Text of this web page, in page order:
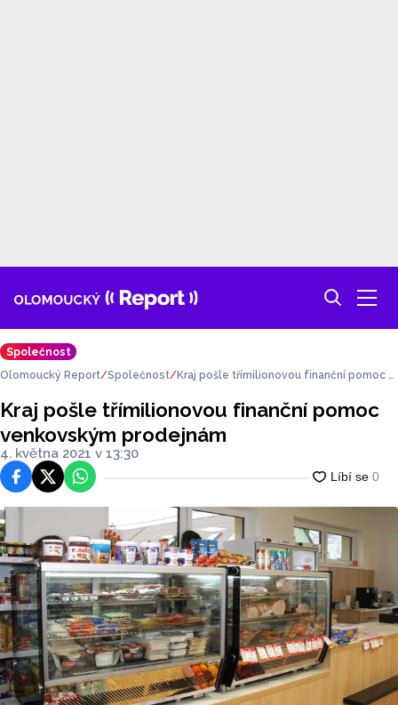
Společnost
Olomoucký Report Společnost
Kraj pošle třímilionovou finanční pomoc v
Kraj pošle třímilionovou finanční pomoc
venkovským prodejnám
4. května 2021 v 13:30
FacebookPlatforma X
WhatsApp